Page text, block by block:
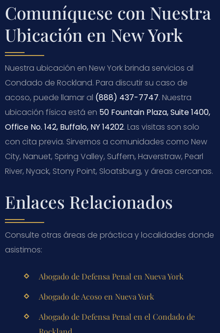
Comuníquese con Nuestra
Ubicación en New York
Nuestra ubicación en New York brinda servicios al
Condado de Rockland. Para discutir su caso de
acoso, puede llamar al (888) 437-7747. Nuestra
ubicación física está en 50 Fountain Plaza, Suite 1400,
Office No. 142, Buffalo, NY 14202. Las visitas son solo
con cita previa. Sirvemos a comunidades como New
City, Nanuet, Spring Valley, Suffern, Haverstraw, Pearl
River, Nyack, Stony Point, Sloatsburg, y áreas cercanas.
Enlaces Relacionados
Consulte otras áreas de práctica y localidades donde
asistimos:
Abogado de Defensa Penal en Nueva York
Abogado de Acoso en Nueva York
Abogado de Defensa Penal en el Condado de